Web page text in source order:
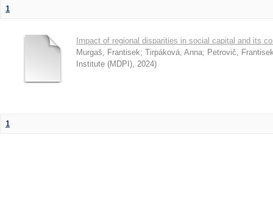
1
Impact of regional disparities in social capital and its
Murgaš, Frantisek; Tirpáková, Anna; Petrovič,
Institute (MDPI), 2024)
1